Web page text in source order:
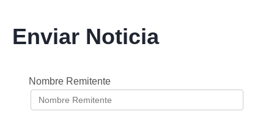
Enviar Noticia
Nombre Remitente